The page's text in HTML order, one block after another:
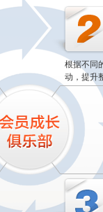
根据不同
动，提升